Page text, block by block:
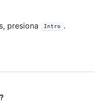
presiona
Intro .